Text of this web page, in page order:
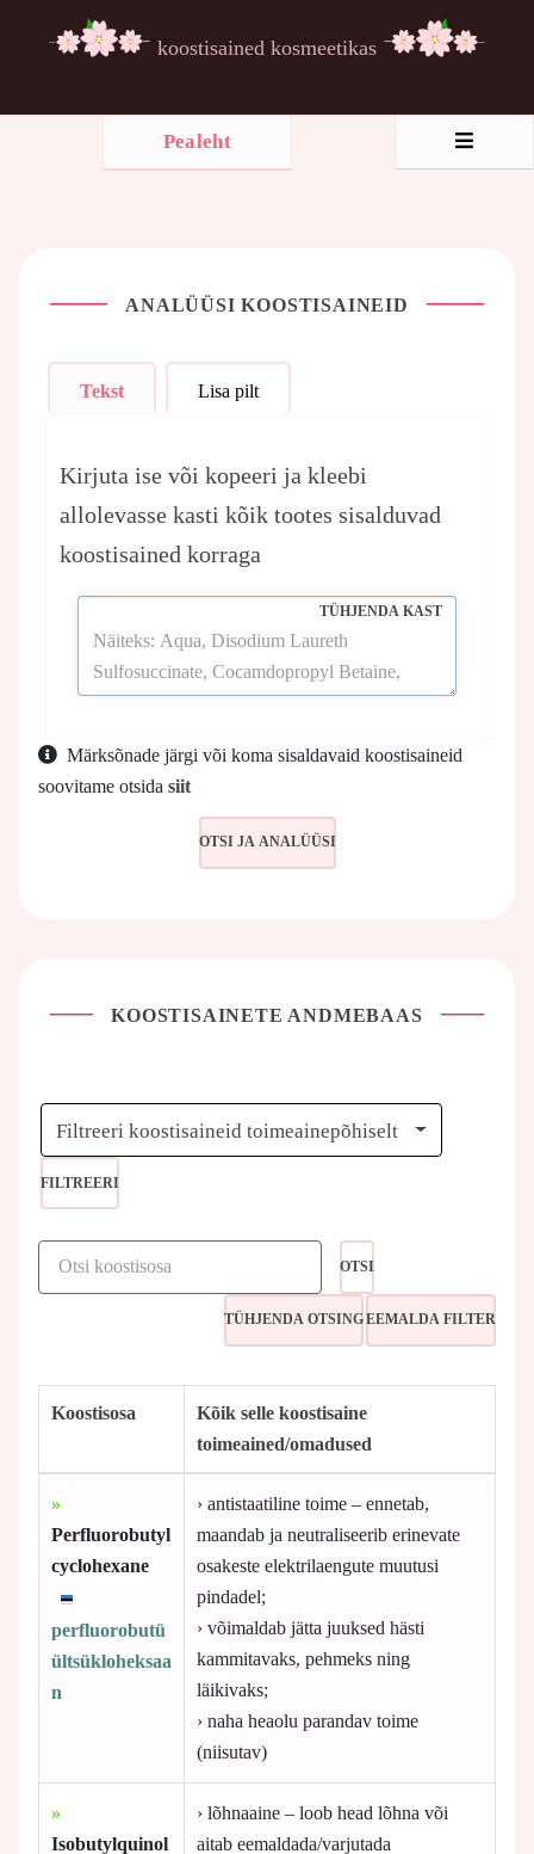
koostisained kosmeetikas
Pealeht
ANALÜÜSI KOOSTISAINEID
Tekst Lisa pilt
Kirjuta ise või kopeeri ja kleebi
allolevasse kasti kõik tootes sisalduvad
koostisained korraga
TÜHJENDA KAST
Märksõnade järgi või koma sisaldavaid koostisaineid
soovitame otsida siit
KOOSTISAINETE ANDMEBAAS
Filtreeri koostisaineid toimeainepõhiselt
FILTREERI
OTSI
Koostisosa
Kõik selle koostisaine
toimeained/omadused
»
Perfluorobutyl
cyclohexane
perfluorobutü
ültsükloheksaa
n
› antistaatiline toime – ennetab,
maandab ja neutraliseerib erinevate
osakeste elektrilaengute muutusi
pindadel;
› võimaldab jätta juuksed hästi
kammitavaks, pehmeks ning
läikivaks;
› naha heaolu parandav toime
(niisutav)
»
Isobutylquinol
› lõhnaaine – loob head lõhna või
aitab eemaldada/varjutada